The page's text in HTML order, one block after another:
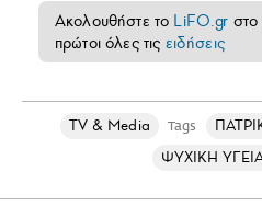
Ακολουθήστε το LiFO.gr στο
πρώτοι όλες τις ειδήσεις
TV & Media Tags
ΨΥΧΙΚΗ